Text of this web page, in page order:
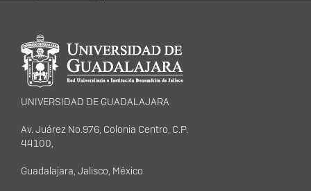
Información del
portal
UNIVERSIDAD DE GUADALAJARA
Av. Juárez No.976, Colonia Centro, C.P.
44100,
Guadalajara, Jalisco, México